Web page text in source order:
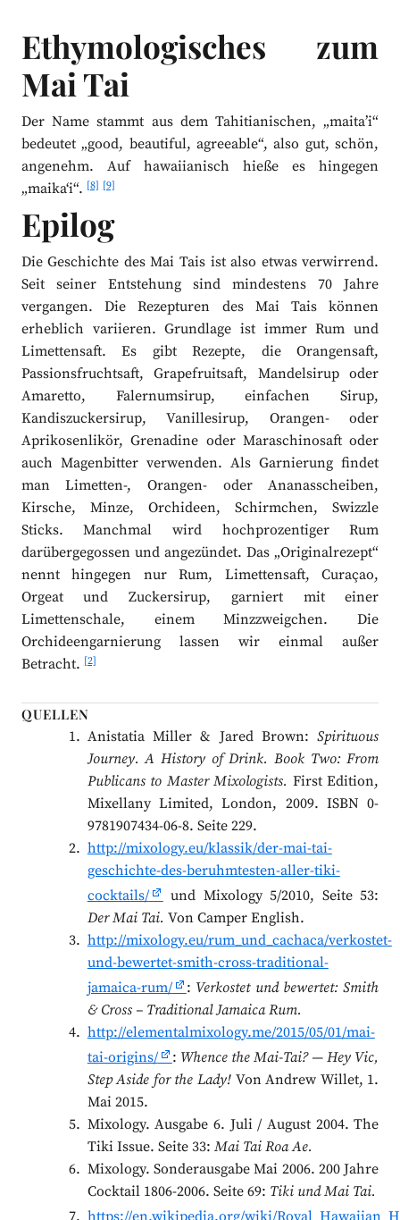
Ethymologisches zum
Mai Tai
Der Name stammt aus dem Tahitianischen, „maita’i“
bedeutet „good, beautiful, agreeable“, also gut, schön,
angenehm. Auf hawaiianisch hieße es hingegen
„maika‘i“.[8] [9]
Epilog
Die Geschichte des Mai Tais ist also etwas verwirrend.
Seit seiner Entstehung sind mindestens 70 Jahre
vergangen. Die Rezepturen des Mai Tais können
erheblich variieren. Grundlage ist immer Rum und
Limettensaft. Es gibt Rezepte, die Orangensaft,
Passionsfruchtsaft, Grapefruitsaft, Mandelsirup oder
Amaretto, Falernumsirup, einfachen Sirup,
Kandiszuckersirup, Vanillesirup, Orangen- oder
Aprikosenlikör, Grenadine oder Maraschinosaft oder
auch Magenbitter verwenden. Als Garnierung findet
man Limetten-, Orangen- oder Ananasscheiben,
Kirsche, Minze, Orchideen, Schirmchen, Swizzle
Sticks. Manchmal wird hochprozentiger Rum
darübergegossen und angezündet. Das „Originalrezept“
nennt hingegen nur Rum, Limettensaft, Curaçao,
Orgeat und Zuckersirup, garniert mit einer
Limettenschale, einem Minzzweigchen. Die
Orchideengarnierung lassen wir einmal außer
Betracht.[2]
QUELLEN
Anistatia Miller & Jared Brown:Spirituous
Journey. A History of Drink. Book Two: From
Publicans to Master Mixologists. First Edition,
Mixellany Limited, London, 2009. ISBN 0-
9781907434-06-8. Seite 229.
http://mixology.eu/klassik/der-mai-tai-
geschichte-des-beruhmtesten-aller-tiki-
cocktails/
und Mixology 5/2010, Seite 53:
Der Mai Tai. Von Camper English.
http://mixology.eu/rum_und_cachaca/verkostet-
und-bewertet-smith-cross-traditional-
jamaica-rum/
: Verkostet und bewertet: Smith
& Cross – Traditional Jamaica Rum.
http://elementalmixology.me/2015/05/01/mai-
tai-origins/
: Whence the Mai-Tai? — Hey Vic,
Step Aside for the Lady! Von Andrew Willet, 1.
Mai 2015.
Mixology. Ausgabe 6. Juli / August 2004. The
Tiki Issue. Seite 33: Mai Tai Roa Ae.
Mixology. Sonderausgabe Mai 2006. 200 Jahre
Cocktail 1806-2006. Seite 69: Tiki und Mai Tai.